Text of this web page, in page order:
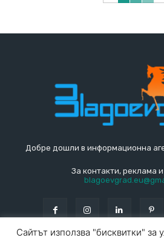
Сайтът използва "бисквитки" за